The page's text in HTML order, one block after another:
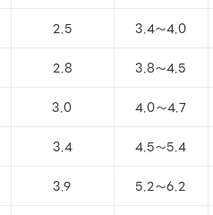
2.5 3.4～4.0
2.8 3.8～4.5
3.0 4.0～4.7
3.4 4.5～5.4
3.9 5.2～6.2